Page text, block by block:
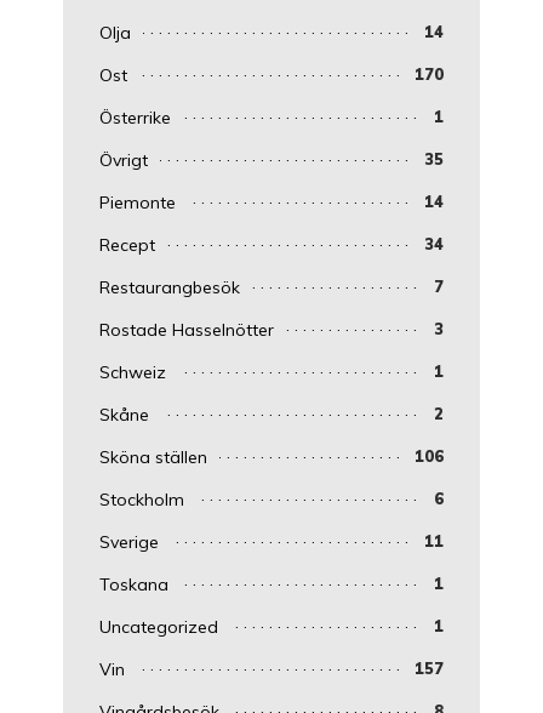
Olja 14
Ost 170
Österrike 1
Övrigt 35
Piemonte 14
Recept 34
Restaurangbesök 7
Rostade Hasselnötter 3
Schweiz 1
Skåne 2
Sköna ställen 106
Stockholm 6
Sverige 11
Toskana 1
Uncategorized 1
Vin 157